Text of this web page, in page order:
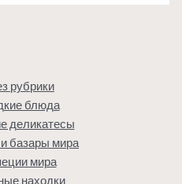
рубрики
блюда
деликатесы
базары мира
мира
находки